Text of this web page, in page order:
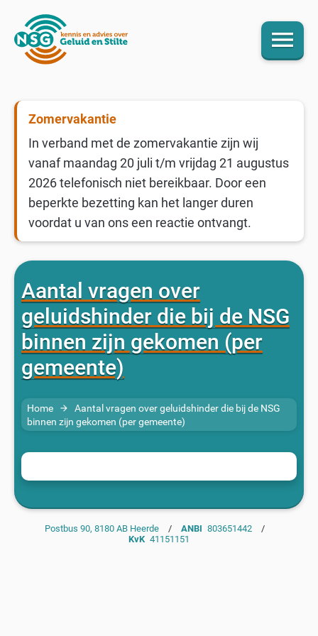
menu
Zomervakantie
In verband met de zomervakantie zijn wij
vanaf maandag 20 juli t/m vrijdag 21 augustus
2026 telefonisch niet bereikbaar. Door een
beperkte bezetting kan het langer duren
voordat u van ons een reactie ontvangt.
Aantal vragen over
geluidshinder die bij de NSG
binnen zijn gekomen (per
gemeente)
Home arrow_forward
Aantal vragen over geluidshinder die bij de NSG
binnen zijn gekomen (per gemeente)
Postbus 90, 8180 AB Heerde/ ANBI 803651442/
KvK 41151151